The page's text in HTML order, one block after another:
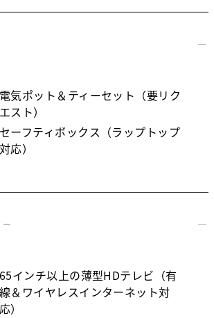
電気ポット＆ティーセット（要リク
エスト）
セーフティボックス（ラップトップ
対応）
65インチ以上の薄型HDテレビ（有
線＆ワイヤレスインターネット対
応）